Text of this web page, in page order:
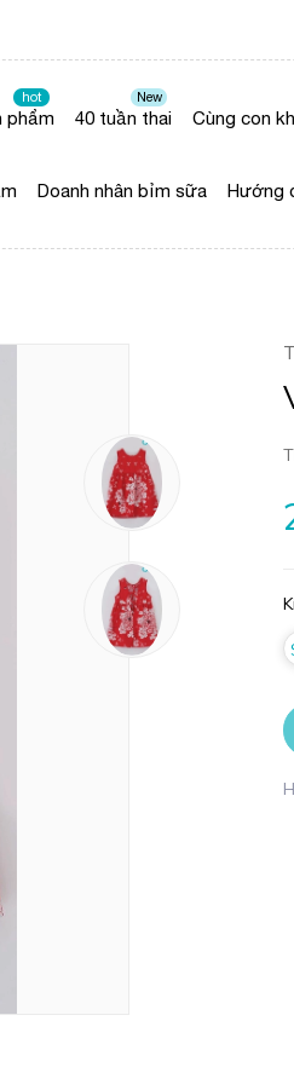
phẩm
hot
40 tuần thai
New
Cùng con
Doanh nhân bỉm sữa Hướng